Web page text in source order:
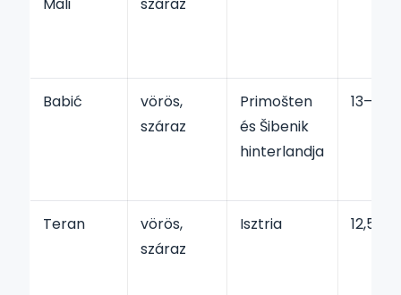
Babić
vörös,
száraz
Primošten
és Šibenik
hinterlandja
13–15%
Teran
vörös,
száraz
Isztria